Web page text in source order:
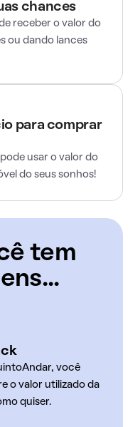
chances
receber o valor do
ou dando lances
para comprar
usar o valor do
do seus sonhos!
tem
você
o valor utilizado da
quiser.